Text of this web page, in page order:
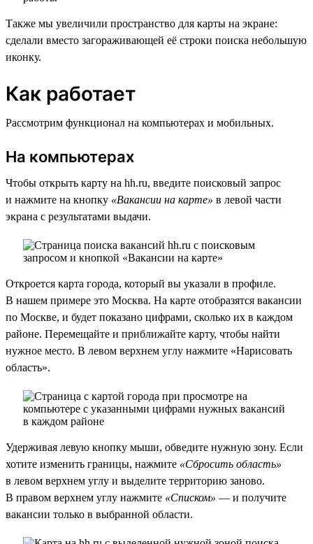
Также мы увеличили пространство для карты на экране:
сделали вместо загораживающей её строки поиска небольшую
иконку.
Как работает
Рассмотрим функционал на компьютерах и мобильных.
На компьютерах
Чтобы открыть карту на hh.ru, введите поисковый запрос
и нажмите на кнопку «Вакансии на карте» в левой части
экрана с результатами выдачи.
Откроется карта города, который вы указали в профиле.
В нашем примере это Москва. На карте отобразятся вакансии
по Москве, и будет показано цифрами, сколько их в каждом
районе. Перемещайте и приближайте карту, чтобы найти
нужное место. В левом верхнем углу нажмите «Нарисовать
область».
Удерживая левую кнопку мыши, обведите нужную зону. Если
хотите изменить границы, нажмите «Сбросить область»
в левом верхнем углу и выделите территорию заново.
В правом верхнем углу нажмите «Списком» — и получите
вакансии только в выбранной области.